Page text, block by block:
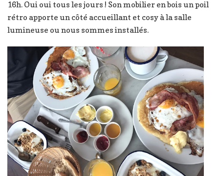
16h. Oui oui tous les jours ! Son mobilier en bois un poil
rétro apporte un côté accueillant et cosy à la salle
lumineuse ou nous sommes installés.